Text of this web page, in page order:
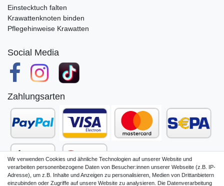
Einstecktuch falten
Krawattenknoten binden
Pflegehinweise Krawatten
Social Media
Zahlungsarten
Wir verwenden Cookies und ähnliche Technologien auf unserer Website und
verarbeiten personenbezogene Daten von Besucher:innen unserer Webseite (z.B. IP-
Adresse), um z.B. Inhalte und Anzeigen zu personalisieren, Medien von Drittanbietern
einzubinden oder Zugriffe auf unsere Website zu analysieren. Die Datenverarbeitung